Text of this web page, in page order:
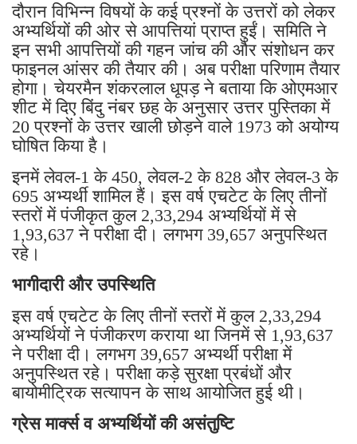
दौरान विभिन्न विषयों के कई प्रश्नों के उत्तरों को लेकर
अभ्यर्थियों की ओर से आपत्तियां प्राप्त हुईं। समिति ने
इन सभी आपत्तियों की गहन जांच की और संशोधन कर
फाइनल आंसर की तैयार की। अब परीक्षा परिणाम तैयार
होगा। चेयरमैन शंकरलाल धूपड़ ने बताया कि ओएमआर
शीट में दिए बिंदु नंबर छह के अनुसार उत्तर पुस्तिका में
20 प्रश्नों के उत्तर खाली छोड़ने वाले 1973 को अयोग्य
घोषित किया है।
इनमें लेवल-1 के 450, लेवल-2 के 828 और लेवल-3 के
695 अभ्यर्थी शामिल हैं। इस वर्ष एचटेट के लिए तीनों
स्तरों में पंजीकृत कुल 2,33,294 अभ्यर्थियों में से
1,93,637 ने परीक्षा दी। लगभग 39,657 अनुपस्थित
रहे।
भागीदारी और उपस्थिति
इस वर्ष एचटेट के लिए तीनों स्तरों में कुल 2,33,294
अभ्यर्थियों ने पंजीकरण कराया था जिनमें से 1,93,637
ने परीक्षा दी। लगभग 39,657 अभ्यर्थी परीक्षा में
अनुपस्थित रहे। परीक्षा कड़े सुरक्षा प्रबंधों और
बायोमीट्रिक सत्यापन के साथ आयोजित हुई थी।
ग्रेस मार्क्स व अभ्यर्थियों की असंतुष्टि